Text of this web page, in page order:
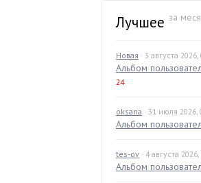
Лучшее за
Новая · 3 августа 2026,
Альбом
24
oksana · 31 июля 2026,
Альбом
tes-ov · 4 августа
Альбом